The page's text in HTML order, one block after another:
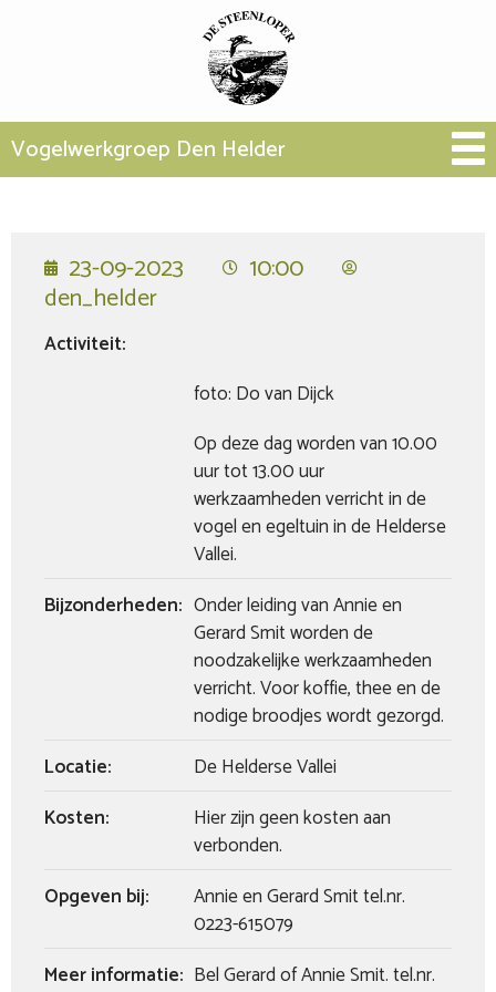
Vogelwerkgroep Den Helder
23-09-2023 10:00
den_helder
Activiteit:
foto: Do van Dijck
Op deze dag worden van 10.00
uur tot 13.00 uur
werkzaamheden verricht in de
vogel en egeltuin in de Helderse
Vallei.
Bijzonderheden: Onder leiding van Annie en
Gerard Smit worden de
noodzakelijke werkzaamheden
verricht. Voor koffie, thee en de
nodige broodjes wordt gezorgd.
Locatie:
De Helderse Vallei
Kosten:
Hier zijn geen kosten aan
verbonden.
Opgeven bij:
Annie en Gerard Smit tel.nr.
0223-615079
Meer informatie: Bel Gerard of Annie Smit. tel.nr.